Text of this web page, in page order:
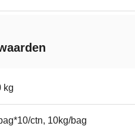
kg
ctn, 10kg/bag